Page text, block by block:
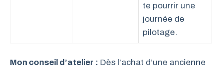
te pourrir une
journée de
pilotage.
Mon conseil d’atelier : Dès l’achat d’une ancienne